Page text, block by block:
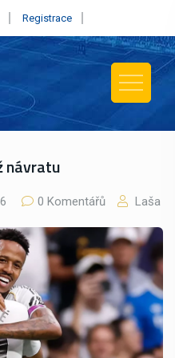
Registrace
návratu
0 Komentářů Laša